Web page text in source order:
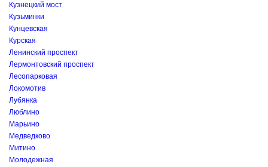
Кузнецкий мост
Кузьминки
Кунцевская
Курская
Ленинский проспект
Лермонтовский проспект
Лесопарковая
Локомотив
Лубянка
Люблино
Марьино
Медведково
Митино
Молодежная